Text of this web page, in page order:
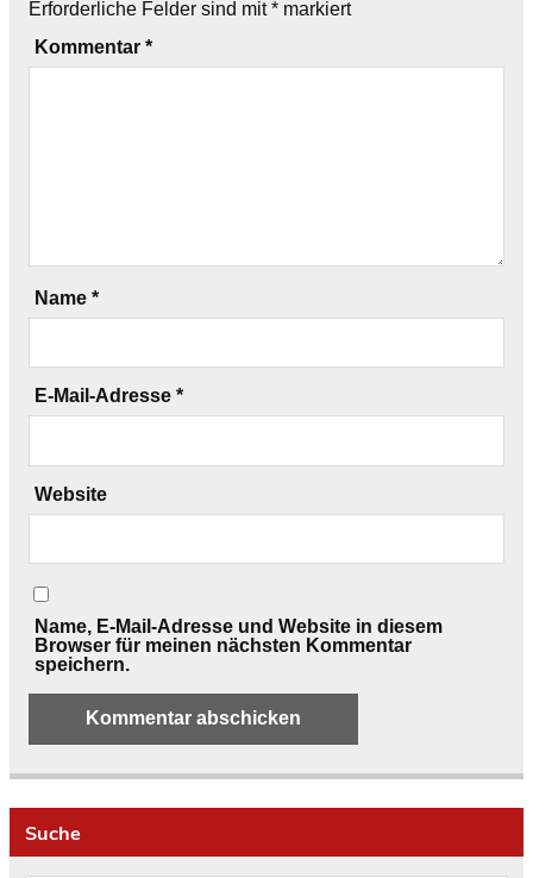
Erforderliche Felder sind mit* markiert
Kommentar *
Name *
E-Mail-Adresse *
Website
Name, E-Mail-Adresse und Website in diesem
Browser für meinen nächsten Kommentar
speichern.
Suche